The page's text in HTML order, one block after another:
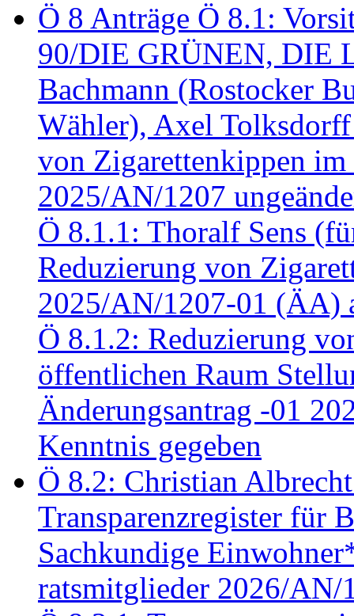
Ö 8 Anträge Ö 8.1:
90/DIE GRÜNEN, DIE
Bachmann (Rostocker
Wähler), Axel
von Zigarettenkippen
2025/AN/1207
Ö 8.1.1: Thoralf Sens
Reduzierung von
2025/AN/1207-01 (ÄA)
Ö 8.1.2: Reduzierung
öffentlichen Raum
Änderungsantrag -01
Kenntnis gegeben
Ö 8.2: Christian
Transparenzregister für
Sachkundige
ratsmitglieder 2026/AN/